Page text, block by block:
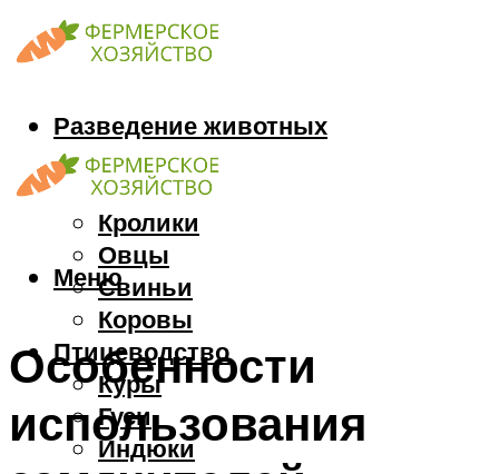
Разведение животных
Козы
Кони
Кролики
Овцы
Свиньи
Коровы
Птицеводство
Куры
Гуси
Индюки
Меню
Особенности
использования